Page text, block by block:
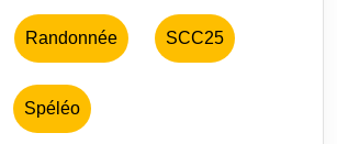
Randonnée SCC25
Spéléo